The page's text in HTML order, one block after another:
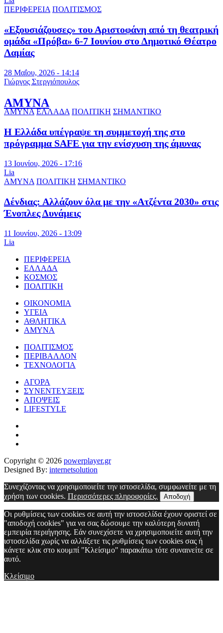
ΠΕΡΙΦΕΡΕΙΑ ΠΟΛΙΤΙΣΜΟΣ
«Εξουσιάζουσες» του Αριστοφάνη από τη θεατρική
ομάδα «Πρόβα» 6-7 Ιουνίου στο Δημοτικό Θέατρο
Λαμίας
28 Μαΐου, 2026 - 14:14
Γιώργος Στεργιόπουλος
ΑΜΥΝΑ
ΑΜΥΝΑ ΕΛΛΑΔΑ ΠΟΛΙΤΙΚΗ ΣΗΜΑΝΤΙΚΟ
Η Ελλάδα υπέγραψε τη συμμετοχή της στο
πρόγραμμα SAFE για την ενίσχυση της άμυνας
13 Ιουνίου, 2026 - 17:16
Lia
ΑΜΥΝΑ ΠΟΛΙΤΙΚΗ ΣΗΜΑΝΤΙΚΟ
Δένδιας: Αλλάζουν όλα με την «Ατζέντα 2030» στις
Ένοπλες Δυνάμεις
11 Ιουνίου, 2026 - 13:09
Lia
ΠΕΡΙΦΕΡΕΙΑ
ΕΛΛΑΔΑ
ΚΟΣΜΟΣ
ΠΟΛΙΤΙΚΗ
ΟΙΚΟΝΟΜΙΑ
ΥΓΕΙΑ
ΑΘΛΗΤΙΚΑ
ΑΜΥΝΑ
ΠΟΛΙΤΙΣΜΟΣ
ΠΕΡΙΒΑΛΛΟΝ
ΤΕΧΝΟΛΟΓΙΑ
ΑΓΟΡΑ
ΣΥΝΕΝΤΕΥΞΕΙΣ
ΑΠΟΨΕΙΣ
LIFESTYLE
Copyright © 2026 powerplayer.gr
Designed By: internetsolution
Συνεχίζοντας να χρησιμοποιείτε την ιστοσελίδα, συμφωνείτε με τη
χρήση των cookies. Περισσότερες πληροφορίες. Αποδοχή
Οι ρυθμίσεις των cookies σε αυτή την ιστοσελίδα έχουν οριστεί σε
"αποδοχή cookies" για να σας δώσουμε την καλύτερη δυνατή
εμπειρία περιήγησης. Εάν συνεχίσετε να χρησιμοποιείτε αυτή την
ιστοσελίδα χωρίς να αλλάξετε τις ρυθμίσεις των cookies σας ή
κάνετε κλικ στο κουμπί "Κλείσιμο" παρακάτω τότε συναινείτε σε
αυτό.
Κλείσιμο